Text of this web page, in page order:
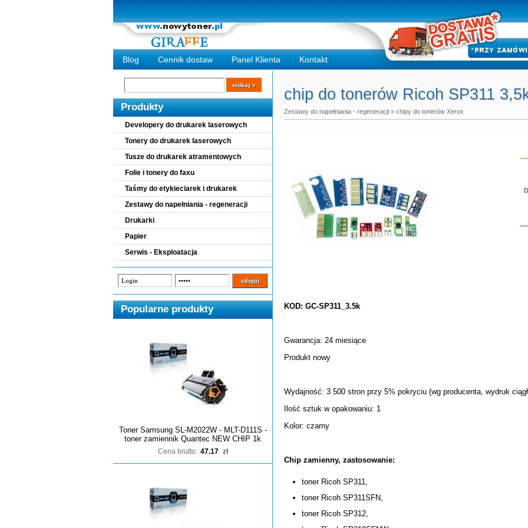
Blog Cennik dostaw Panel Klienta Kontakt
Wyszukiwarka
szukaj
Produkty
Developery do drukarek laserowych
Tonery do drukarek laserowych
Tusze do drukarek atramentowych
Folie i tonery do faxu
Taśmy do etykieciarek i drukarek
Zestawy do napełniania - regeneracji
Drukarki
Papier
Serwis - Eksploatacja
Popularne produkty
Toner Samsung SL-M2022W - MLT-D111S -
toner zamiennik Quantec NEW CHIP 1k
Cena brutto: 47.17 zł
chip do tonerów Ricoh SP311
Zestawy do napełniania - regeneracji » chipy do tonerów Xerox
KOD: GC-SP311_3.5k
Gwarancja: 24 miesiące
Produkt nowy
Wydajność: 3 500 stron przy 5% pokryciu (wg producenta, wydruk
Ilość sztuk w opakowaniu: 1
Kolor: czarny
Chip zamienny, zastosowanie:
toner Ricoh SP311,
toner Ricoh SP311SFN,
toner Ricoh SP312,